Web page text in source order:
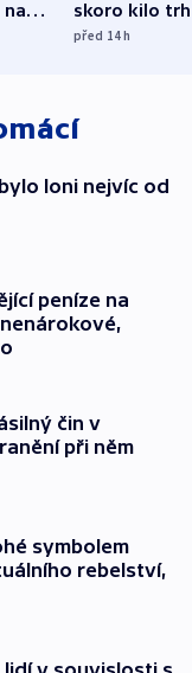
na
skoro kilo
indicie
před 14h
loni nejvíc od
peníze na
čin v
při něm
symbolem
rebelství,